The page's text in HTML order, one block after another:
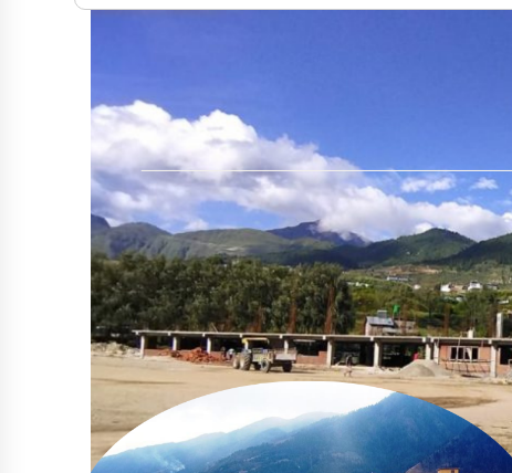
सार्वजनिक खरिद सुधारदेखि नयाँ नेतृत्वसम्म
कर्णालीमा मन्त्रालय भागबण्डामै अड्कियो शाही
सरकार